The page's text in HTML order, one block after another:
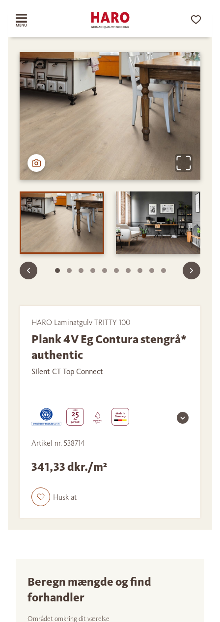
HARO Laminatgulv TRITTY 100
Plank 4V Eg Contura stengrå*
authentic
Silent CT Top Connect
Artikel nr. 538714
341,33 dkr./m²
Husk at
Beregn mængde og find
forhandler
Området omkring dit værelse